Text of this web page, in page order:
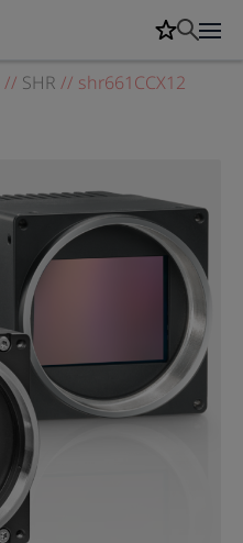
// SHR // shr661CCX12